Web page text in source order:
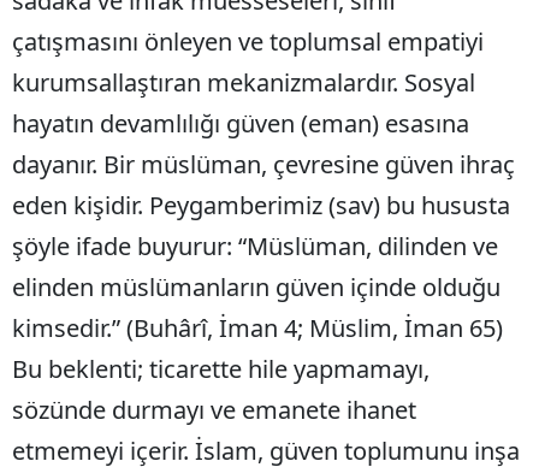
çatışmasını önleyen ve toplumsal empatiyi
kurumsallaştıran mekanizmalardır. Sosyal
hayatın devamlılığı güven (eman) esasına
dayanır. Bir müslüman, çevresine güven ihraç
eden kişidir. Peygamberimiz (sav) bu hususta
şöyle ifade buyurur: “Müslüman, dilinden ve
elinden müslümanların güven içinde olduğu
kimsedir.” (Buhârî, İman 4; Müslim, İman 65)
Bu beklenti; ticarette hile yapmamayı,
sözünde durmayı ve emanete ihanet
etmemeyi içerir. İslam, güven toplumunu inşa